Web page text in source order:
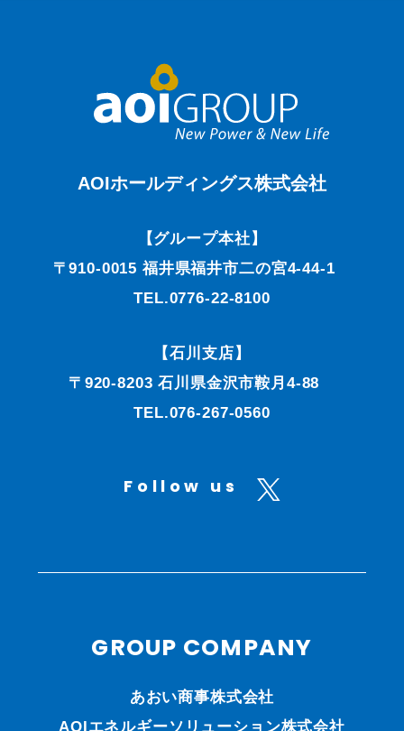
AOIホールディングス株式会社
【グループ本社】
〒910-0015 福井県福井市二の宮4-44-1
TEL.0776-22-8100
【石川支店】
〒920-8203 石川県金沢市鞍月4-88
TEL.076-267-0560
Follow us
GROUP COMPANY
あおい商事株式会社
AOIエネルギーソリューション株式会社